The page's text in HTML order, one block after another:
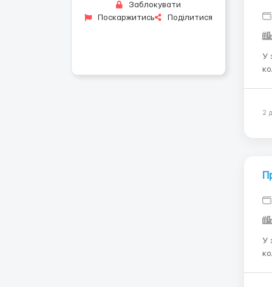
Заблокувати
Поскаржитись
Поділитися
У
колективу: -
2
У
колективу: -